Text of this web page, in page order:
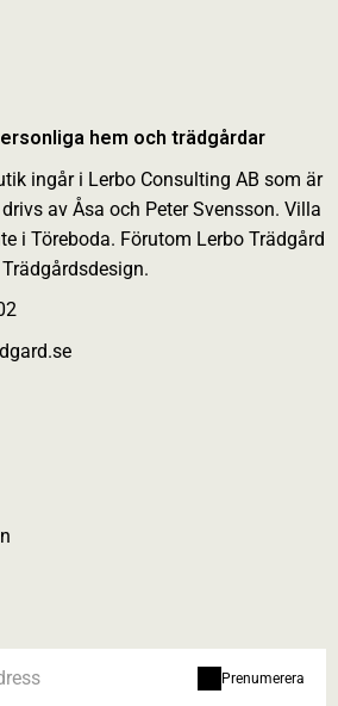
hem och trädgårdar
ingår i Lerbo Consulting AB som är
av Åsa och Peter Svensson. Villa
i Töreboda. Förutom Lerbo Trädgård
Prenumerera